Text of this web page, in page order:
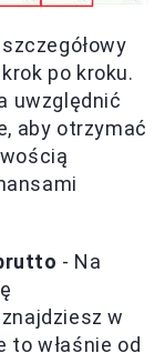
po kroku.
uwzględnić
aby otrzymać
- Na
w
to właśnie od